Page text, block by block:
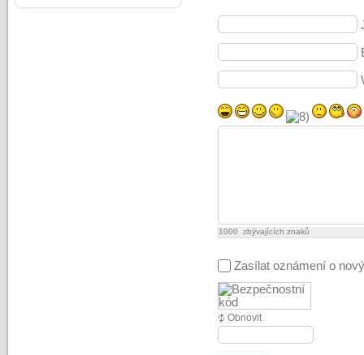
1000 zbývajících znaků
Zasílat oznámení o
Obnovit